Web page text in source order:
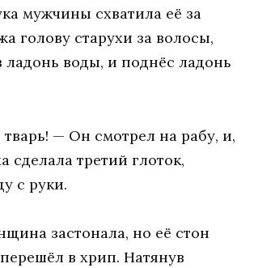
мужчины схватила её за
голову старухи за волосы,
ладонь воды, и поднёс ладонь
— Он смотрел на рабу, и,
сделала третий глоток,
с руки.
застонала, но её стон
в хрип. Натянув